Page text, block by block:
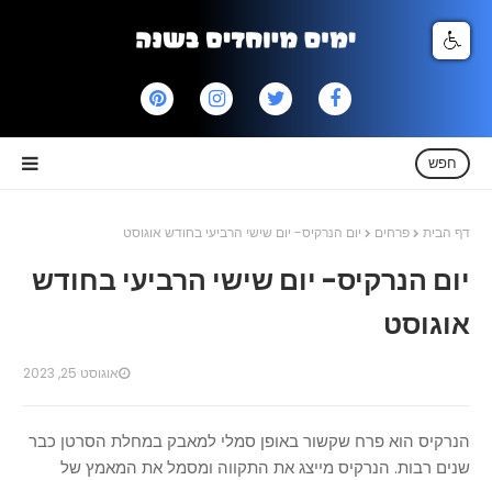
חפש
דף הבית פרחים יום הנרקיס- יום שישי הרביעי בחודש אוגוסט
יום הנרקיס- יום שישי הרביעי בחודש
אוגוסט
אוגוסט 25, 2023
הנרקיס הוא פרח שקשור באופן סמלי למאבק במחלת הסרטן כבר
שנים רבות. הנרקיס מייצג את התקווה ומסמל את המאמץ של